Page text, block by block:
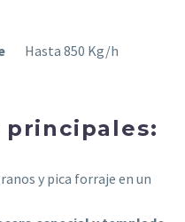
Hasta 850 Kg/h
principales:
y pica forraje en un